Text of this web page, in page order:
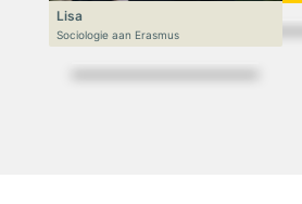
Lisa
Sociologie aan Erasmus